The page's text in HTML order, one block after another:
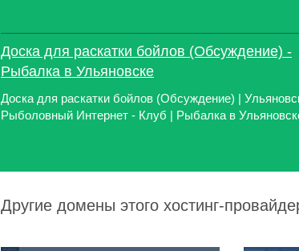
Доска для раскатки бойлов (Обсуждение) -
Рыбалка в Ульяновске
Доска для раскатки бойлов (Обсуждение) |
Рыболовный Интернет - Клуб | Рыбалка в
Другие домены этого хостинг-